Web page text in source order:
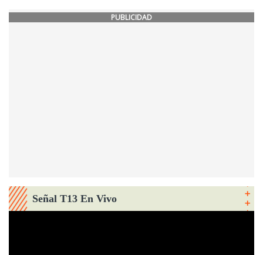
PUBLICIDAD
Señal T13 En Vivo